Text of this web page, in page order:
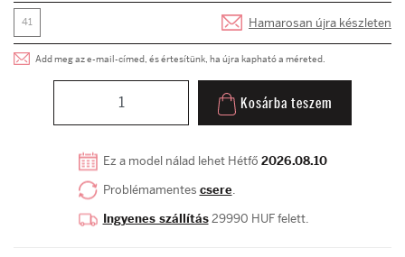
41 Hamarosan újra készleten
Add meg az e-mail-címed, és értesítünk, ha újra kapható a méreted.
Kosárba teszem
Ez a model nálad lehet Hétfő 2026.08.10
Problémamentes csere.
Ingyenes szállítás29990 HUF felett.